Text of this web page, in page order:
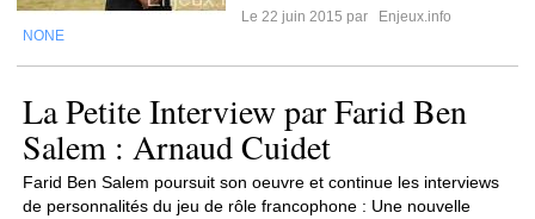
Le 22 juin 2015 par
Enjeux.info
NONE
La Petite Interview par Farid Ben
Salem : Arnaud Cuidet
Farid Ben Salem poursuit son oeuvre et continue les interviews
de personnalités du jeu de rôle francophone : Une nouvelle